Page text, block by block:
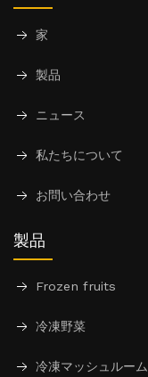
家
製品
ニュース
私たちについて
お問い合わせ
製品
Frozen fruits
冷凍野菜
冷凍マッシュルーム